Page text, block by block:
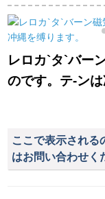
し彫刻りの水溶刺繍
モダ·寝室田園シン半
遮光米黄
レロカ`タ`バー
のです。テ-ンは
ここで表示される
はお問い合わせく